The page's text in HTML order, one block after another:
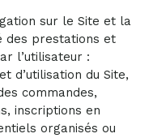
sur le Site et la
des prestations et
l’utilisateur :
d’utilisation du Site,
commandes,
inscriptions en
organisés ou